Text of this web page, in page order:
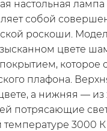
настольная
собой
роскоши.
цвете
которое
плафона.
а нижняя — из
потрясающие
температуре 3000